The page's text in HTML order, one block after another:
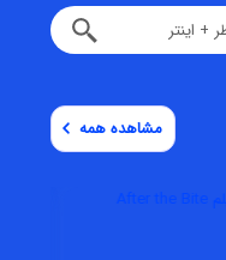
مشاهده همه